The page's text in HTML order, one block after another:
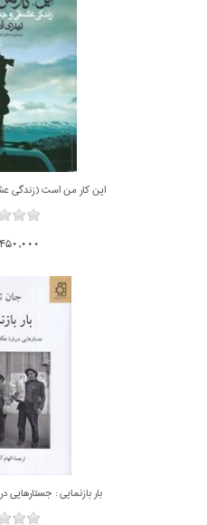
اين كار من است
450,000تومان
بار بازنمايي : جستارهايي